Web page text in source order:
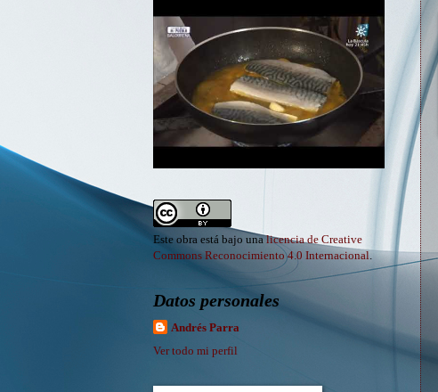
Este obra está bajo unalicencia de Creative
Commons Reconocimiento 4.0 Internacional.
Datos personales
Andrés Parra
Ver todo mi perfil